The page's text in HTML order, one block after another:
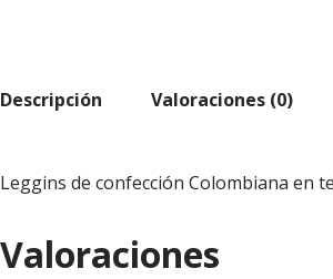
Descripción Valoraciones (0)
Leggins de confección Colombiana en
Valoraciones